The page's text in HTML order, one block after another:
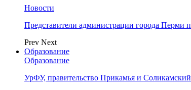
Новости
Представители администрации города
Prev Next
Образование
Образование
УрФУ, правительство Прикамья и